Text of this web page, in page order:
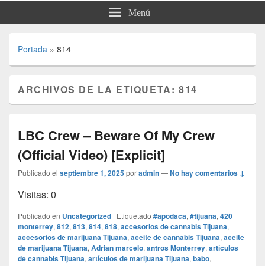
Menú
Portada » 814
ARCHIVOS DE LA ETIQUETA:814
LBC Crew – Beware Of My Crew
(Official Video) [Explicit]
Publicado el septiembre 1, 2025poradmin—No hay comentarios ↓
Visitas: 0
Publicado en Uncategorized | Etiquetado #apodaca, #tijuana, 420
monterrey, 812, 813, 814, 818, accesorios de cannabis Tijuana,
accesorios de marijuana Tijuana, aceite de cannabis Tijuana, aceite
de marijuana Tijuana, Adrian marcelo, antros Monterrey, artículos
de cannabis Tijuana, artículos de marijuana Tijuana, babo,